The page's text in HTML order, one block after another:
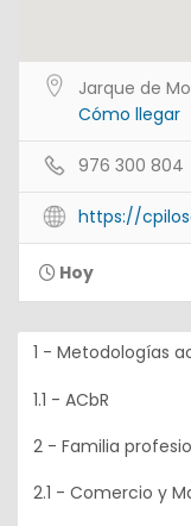
Jarque de
Cómo llegar
976 300 804
https://
Hoy
1 - Metodologías
1.1 - ACbR
2 - Familia
2.1 - Comercio y